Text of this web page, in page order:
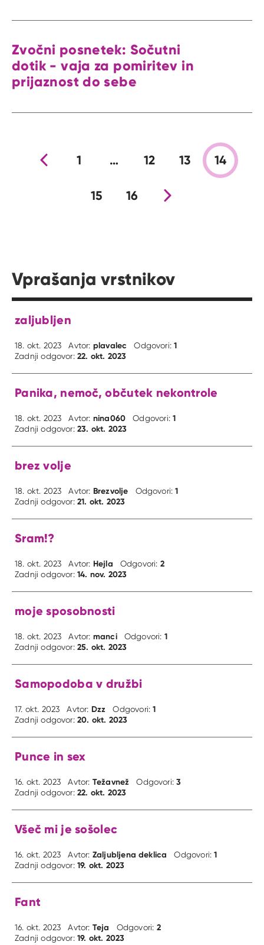
Zvočni posnetek: Sočutni
dotik - vaja za pomiritev in
prijaznost do sebe
Prejšnja stran
1 … 12 13 14
15 16Nova stran
Vprašanja vrstnikov
zaljubljen
18. okt. 2023 Avtor: plavalec Odgovori:1
Zadnji odgovor:22. okt. 2023
Panika, nemoč, občutek nekontrole
18. okt. 2023 Avtor: nina060 Odgovori:1
Zadnji odgovor:23. okt. 2023
brez volje
18. okt. 2023 Avtor: Brezvolje Odgovori:1
Zadnji odgovor:21. okt. 2023
Sram!?
18. okt. 2023 Avtor: Hejla Odgovori: 2
Zadnji odgovor:14. nov. 2023
moje sposobnosti
18. okt. 2023 Avtor: manci Odgovori: 1
Zadnji odgovor:25. okt. 2023
Samopodoba v družbi
17. okt. 2023 Avtor: Dzz Odgovori:1
Zadnji odgovor:20. okt. 2023
Punce in sex
16. okt. 2023 Avtor: Težavnež Odgovori:3
Zadnji odgovor:22. okt. 2023
Všeč mi je sošolec
16. okt. 2023 Avtor: Zaljubljena deklica Odgovori:1
Zadnji odgovor:19. okt. 2023
Fant
16. okt. 2023 Avtor: Teja Odgovori: 2
Zadnji odgovor:19. okt. 2023